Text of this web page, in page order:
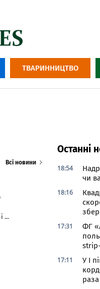
ТВАРИННИЦТВО
Всі новини
...
Останні
18:54
чи
18:16
17:31
ФГ
17:11
У І
раза